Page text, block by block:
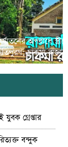
অপরাধে
চাকমা
গ্রেপ্তার
বন্দুক